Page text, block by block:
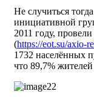
Не случиться
инициативной
2011 году,
(https://eot.su/axio-
1732 населённых
что 89,7%